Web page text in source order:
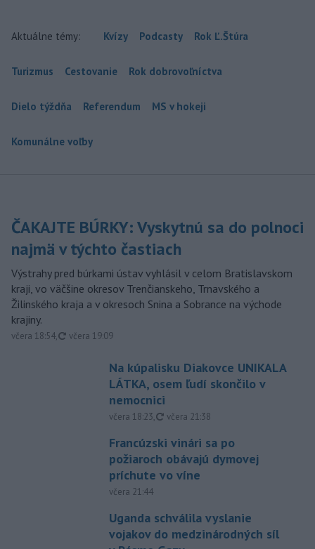
Aktuálne témy: Kvízy Podcasty Rok Ľ.Štúra
Turizmus Cestovanie Rok dobrovoľníctva
Dielo týždňa Referendum MS v hokeji
Komunálne voľby
ČAKAJTE BÚRKY: Vyskytnú sa do polnoci
najmä v týchto častiach
Výstrahy pred búrkami ústav vyhlásil v celom Bratislavskom
kraji, vo väčšine okresov Trenčianskeho, Trnavského a
Žilinského kraja a v okresoch Snina a Sobrance na východe
krajiny.
včera 18:54, aktualizované
včera 19:09
Na kúpalisku Diakovce UNIKALA
LÁTKA, osem ľudí skončilo v
nemocnici
včera 18:23, aktualizované
včera 21:38
Francúzski vinári sa po
požiaroch obávajú dymovej
príchute vo víne
včera 21:44
Uganda schválila vyslanie
vojakov do medzinárodných síl